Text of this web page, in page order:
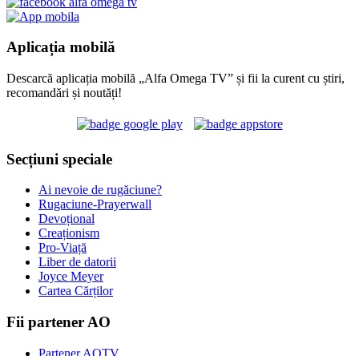
Aplicația mobilă
Descarcă aplicația mobilă „Alfa Omega TV” și fii la curent cu știri,
recomandări și noutăți!
Secțiuni speciale
Ai nevoie de rugăciune?
Rugaciune-Prayerwall
Devoțional
Creaționism
Pro-Viață
Liber de datorii
Joyce Meyer
Cartea Cărților
Fii partener AO
Partener AOTV